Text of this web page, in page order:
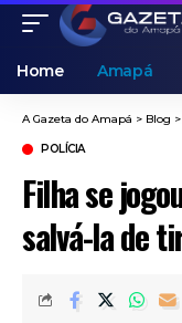
Home Amapá
A Gazeta do Amapá > Blog >
POLÍCIA
Filha se
salvá-la de